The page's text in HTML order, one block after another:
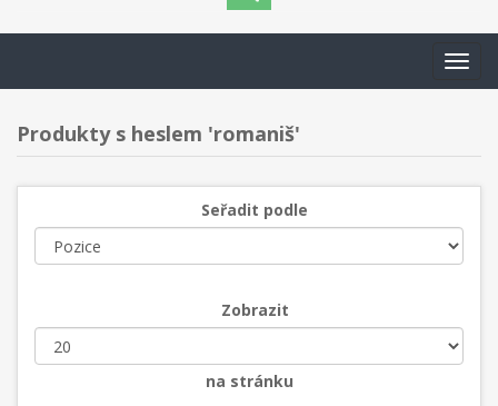
Produkty s heslem 'romaniš'
Seřadit podle
Zobrazit
na stránku